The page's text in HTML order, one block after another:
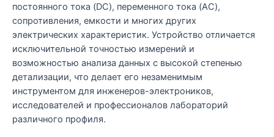
постоянного тока (DC), переменного тока (AC),
сопротивления, емкости и многих других
электрических характеристик. Устройство отличается
исключительной точностью измерений и
возможностью анализа данных с высокой степенью
детализации, что делает его незаменимым
инструментом для инженеров-электроников,
исследователей и профессионалов лабораторий
различного профиля.